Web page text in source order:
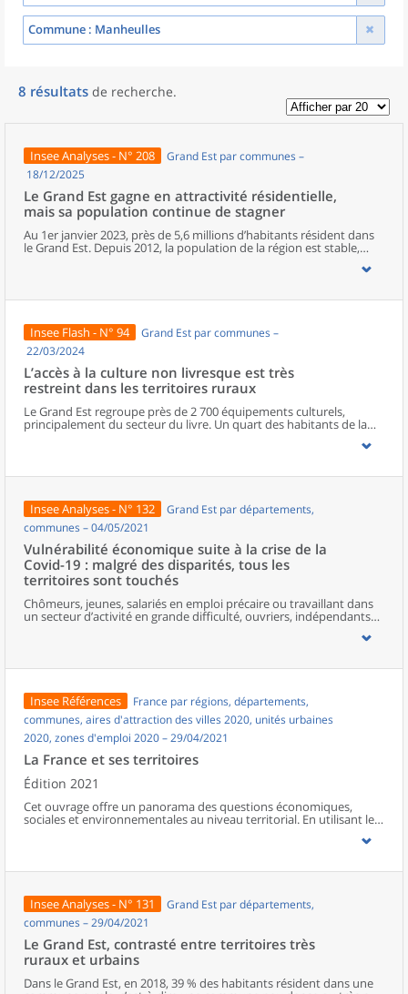
Commune : Manheulles
8 résultats de recherche.
Insee Analyses - N° 208
Grand Est par communes –
18/12/2025
Le Grand Est gagne en attractivité résidentielle,
mais sa population continue de stagner
Au 1er janvier 2023, près de 5,6 millions d’habitants résident dans
le Grand Est. Depuis 2012, la population de la région est stable,
mais depuis 2017, le moteur migratoire a pris le relais du moteur
démographique. Le Bas-Rhin est le département le plus attractif de
dans trois communes sur cinq. Le nombre d’habitants continue de
Mulhouse. Particulièrement près du Luxembourg, les zones
frontalières attirent de plus en plus d’habitants.
Insee Flash - N° 94
Grand Est par communes –
22/03/2024
L’accès à la culture non livresque est très
restreint dans les territoires ruraux
Le Grand Est regroupe près de 2 700 équipements culturels,
principalement du secteur du livre. Un quart des habitants de la
région vit dans une commune qui n’en comporte aucun. La
régionale. Si la plupart des habitants des territoires urbains
diversité diminue à mesure que l’on s’éloigne des pôles de la
région. Les habitants des espaces ruraux disposent rarement
d’équipements culturels non livresques à proximité.
Insee Analyses - N° 132
Grand Est par départements,
communes – 04/05/2021
Vulnérabilité économique suite à la crise de la
Covid-19 : malgré des disparités, tous les
territoires sont touchés
Chômeurs, jeunes, salariés en emploi précaire ou travaillant dans
un secteur d’activité en grande difficulté, ouvriers, indépendants…
à court ou moyen terme, certaines catégories de la population
regroupent davantage de personnes pauvres ou à faible revenu,
difficultés s’accentuer. Des activités telles que la restauration,
l’hébergement, le commerce ou encore la culture ont été
durement affectées, et leurs salariés, très présents dans les zones
urbaines et touristiques, pourraient voir leur revenu baisser ou
leur emploi supprimé.Les salariés de l’industrie automobile, de la
métallurgie ou des transports pourraient également connaître de
semblables difficultés. Les ouvriers, nombreux dans la région, ont
été particulièrement concernés par le chômage partiel et les
entreprises. Les non-salariés pourraient également être plus
vulnérables du fait des protections plus limitées qu’offre ce statut.
Insee Références
France par régions, départements,
communes, aires d'attraction des villes 2020, unités urbaines
2020, zones d'emploi 2020 – 29/04/2021
La France et ses territoires
Édition 2021
Cet ouvrage offre un panorama des questions économiques,
sociales et environnementales au niveau territorial. En utilisant les
disparités géographiques en France, sur les forces et faiblesses des
population.
Insee Analyses - N° 131
Grand Est par départements,
communes – 29/04/2021
Le Grand Est, contrasté entre territoires très
ruraux et urbains
Dans le Grand Est, en 2018, 39 % des habitants résident dans une